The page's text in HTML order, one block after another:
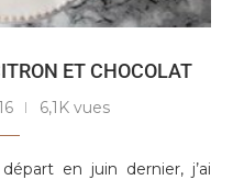
ET CHOCOLAT
6,1K vues
en juin dernier, j’ai